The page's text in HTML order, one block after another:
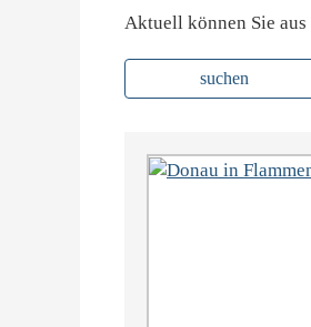
Aktuell können Sie aus
suchen